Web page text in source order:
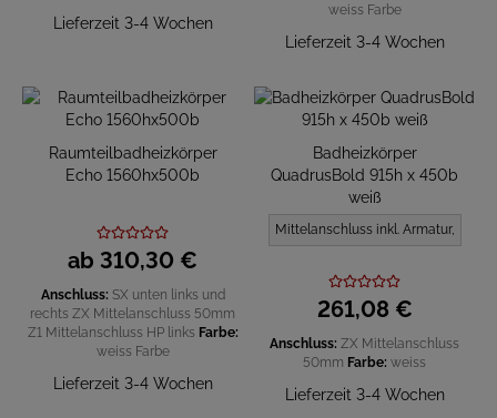
Lieferzeit 3-4 Wochen
weiss Farbe
Lieferzeit 3-4 Wochen
Raumteilbadheizkörper
Echo 1560hx500b
ab 310,30 €
Anschluss: SX unten links und
rechts ZX Mittelanschluss 50mm
Z1 Mittelanschluss HP links Farbe:
weiss Farbe
Lieferzeit 3-4 Wochen
Badheizkörper
QuadrusBold 915h x 450b
weiß
Mittelanschluss inkl. Armatur,
261,08 €
Anschluss: ZX Mittelanschluss
50mm Farbe: weiss
Lieferzeit 3-4 Wochen